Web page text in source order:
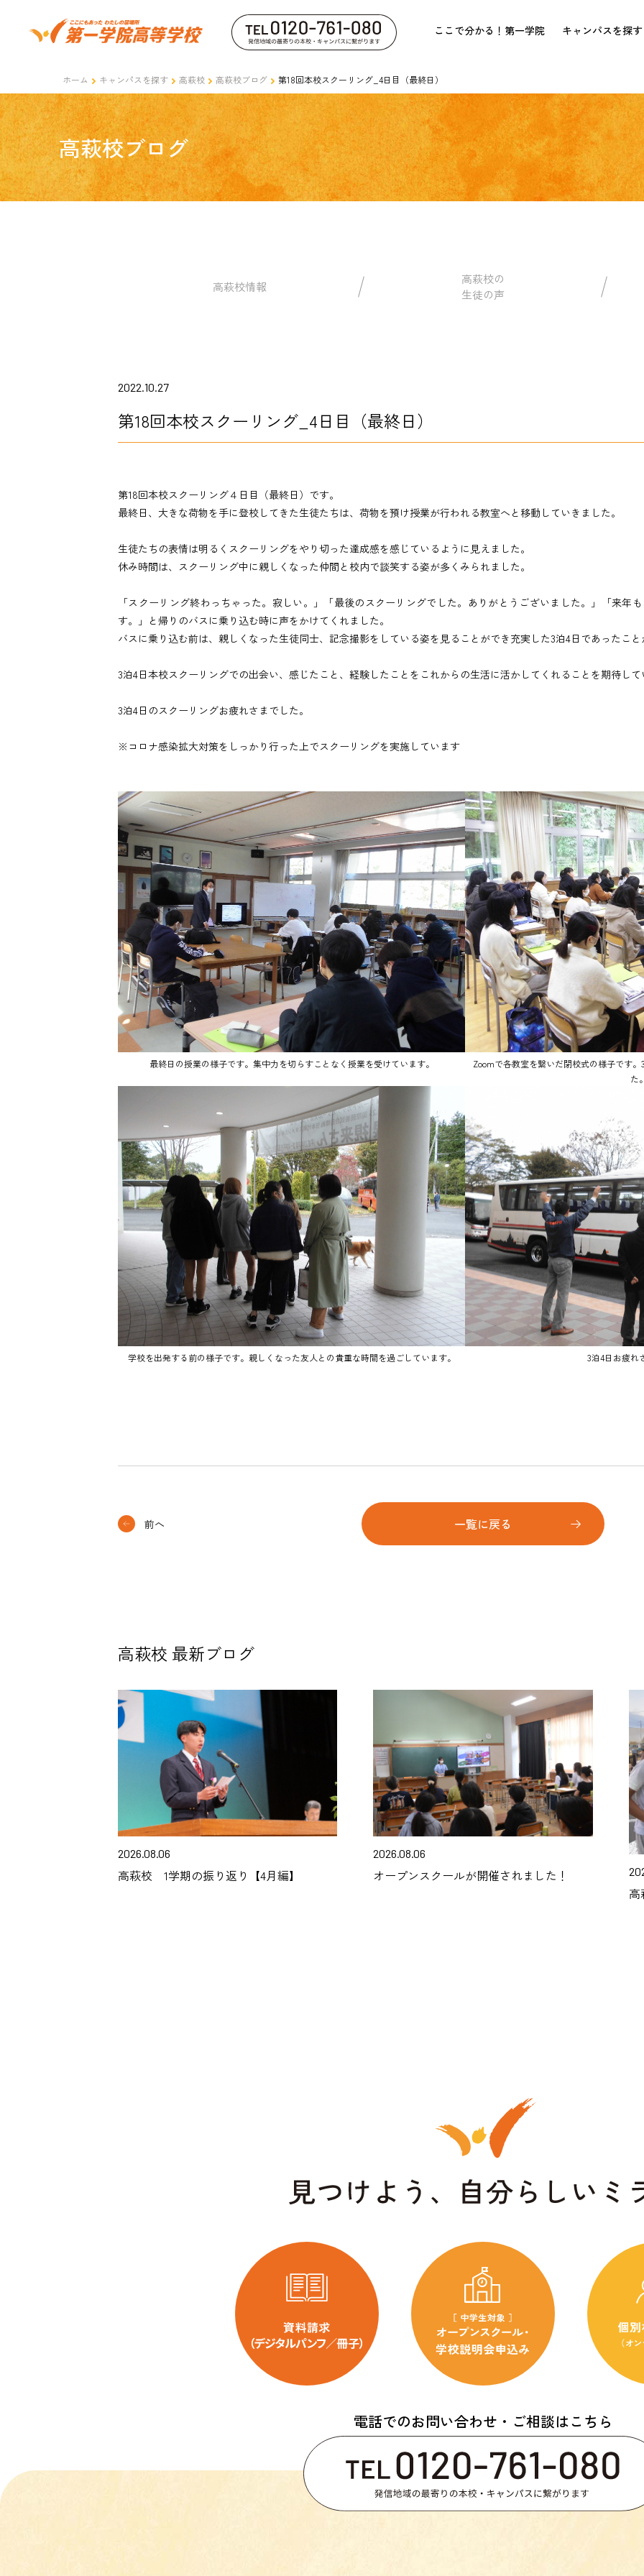
ここで分かる！第一学院 キャンパスを探す
ホーム キャンパスを探す 高萩校 高萩校ブログ 第18回本校スクーリング_4日目（最終日）
高萩校ブログ
高萩校情報
高萩校の
生徒の声
2022.10.27
第18回本校スクーリング_4日目（最終日）
第18回本校スクーリング４日目（最終日）です。
最終日、大きな荷物を手に登校してきた生徒たちは、荷物を預け授業が行われる教室へと移動していきました。
生徒たちの表情は明るくスクーリングをやり切った達成感を感じているように見えました。
休み時間は、スクーリング中に親しくなった仲間と校内で談笑する姿が多くみられました。
「スクーリング終わっちゃった。寂しい。」「最後のスクーリングでした。ありがとうございました。」「来年
す。」と帰りのバスに乗り込む時に声をかけてくれました。
バスに乗り込む前は、親しくなった生徒同士、記念撮影をしている姿を見ることができ充実した3泊4日であったこ
3泊4日本校スクーリングでの出会い、感じたこと、経験したことをこれからの生活に活かしてくれることを期待し
3泊4日のスクーリングお疲れさまでした。
※コロナ感染拡大対策をしっかり行った上でスクーリングを実施しています
最終日の授業の様子です。集中力を切らすことなく授業を受けています。
Zoomで各教室を繋いだ閉校式の様子です
た
学校を出発する前の様子です。親しくなった友人との貴重な時間を過ごしています。 3泊4日お疲れ
前へ 一覧に戻る
高萩校 最新ブログ
2026.08.06
高萩校 1学期の振り返り【4月編】
2026.08.06
オープンスクールが開催されました！
電話でのお問い合わせ・ご相談はこちら